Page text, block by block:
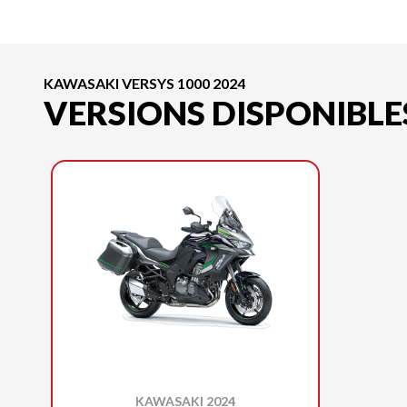
KAWASAKI VERSYS 1000 2024
VERSIONS
KAWASAKI 2024